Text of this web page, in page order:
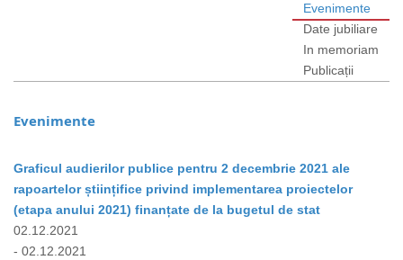
Evenimente
Date jubiliare
In memoriam
Publicații
Evenimente
Graficul audierilor publice pentru 2 decembrie 2021 ale
rapoartelor științifice privind implementarea proiectelor
(etapa anului 2021) finanțate de la bugetul de stat
02.12.2021
- 02.12.2021